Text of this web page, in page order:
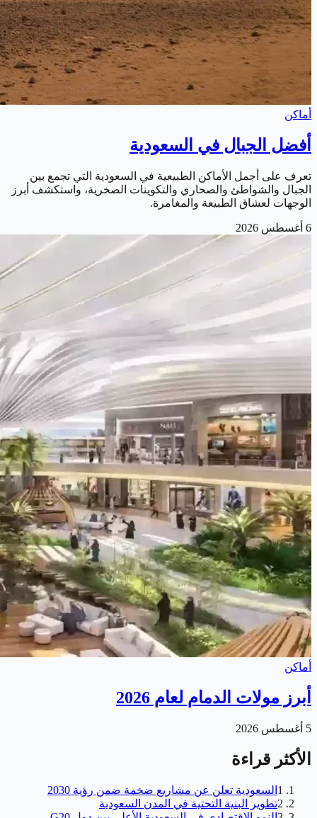
أماكن
أفضل الجبال في السعودية
تعرف على أجمل الأماكن الطبيعية في السعودية التي تجمع بين
الجبال والشواطئ والصحاري والتكوينات الصخرية، واستكشف أبرز
الوجهات لعشاق الطبيعة والمغامرة.
6 أغسطس 2026
أماكن
أبرز مولات الدمام لعام 2026
5 أغسطس 2026
الأكثر قراءة
1 السعودية تعلن عن مشاريع ضخمة ضمن رؤية 2030
2تطوير البنية التحتية في المدن السعودية